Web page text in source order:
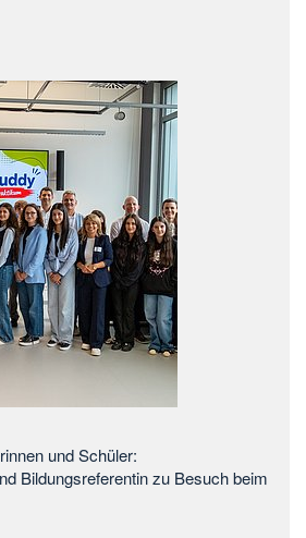
und Schüler:
Bildungsreferentin zu Besuch beim